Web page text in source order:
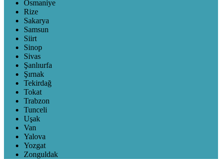
Osmaniye
Rize
Sakarya
Samsun
Siirt
Sinop
Sivas
Şanlıurfa
Şırnak
Tekirdağ
Tokat
Trabzon
Tunceli
Uşak
Van
Yalova
Yozgat
Zonguldak